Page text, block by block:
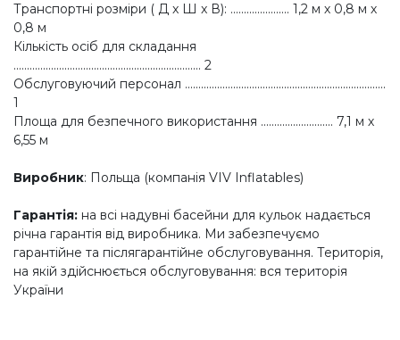
Транспортні розміри ( Д x Ш x В): ...................... 1,2 м х 0,8 м х
0,8 м
Кількість осіб для складання
...................................................................... 2
Обслуговуючий персонал ...........................................................................
1
Площа для безпечного використання ........................... 7,1 м х
6,55 м
Виробник: Польща (компанія VIV Inflatables)
Гарантія: на всі надувні басейни для кульок надається
річна гарантія від виробника. Ми забезпечуємо
гарантійне та післягарантійне обслуговування. Територія,
на якій здійснюється обслуговування: вся територія
України